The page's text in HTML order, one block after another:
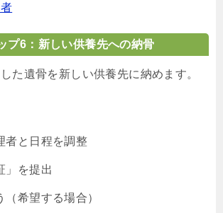
プ6：新しい供養先への納骨
た遺骨を新しい供養先に納めます。
者と日程を調整
」を提出
希望する場合）